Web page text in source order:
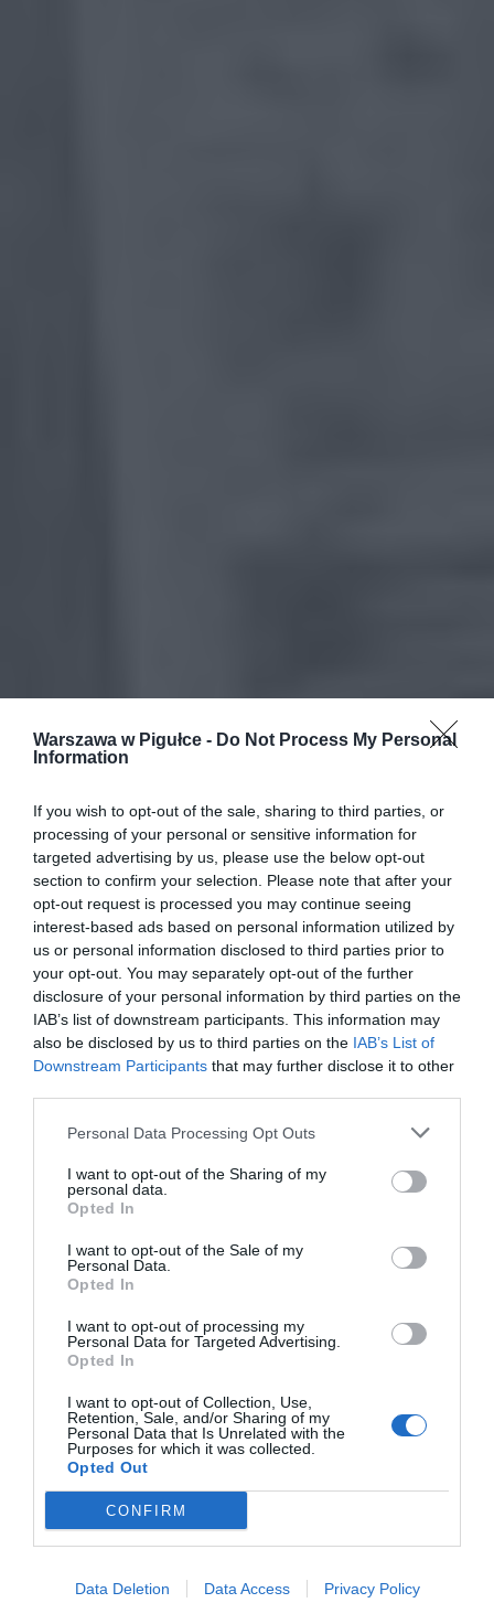
Warszawa w Pigułce - Do Not Process My Personal
Information
If you wish to opt-out of the sale, sharing to third parties, or
processing of your personal or sensitive information for
targeted advertising by us, please use the below opt-out
section to confirm your selection. Please note that after your
opt-out request is processed you may continue seeing
interest-based ads based on personal information utilized by
us or personal information disclosed to third parties prior to
your opt-out. You may separately opt-out of the further
disclosure of your personal information by third parties on the
IAB’s list of downstream participants. This information may
also be disclosed by us to third parties on the IAB’s List of
Downstream Participants that may further disclose it to other
Personal Data Processing Opt Outs
I want to opt-out of the Sharing of my
personal data.
Opted In
I want to opt-out of the Sale of my
Personal Data.
Opted In
I want to opt-out of processing my
Personal Data for Targeted Advertising.
Opted In
I want to opt-out of Collection, Use,
Retention, Sale, and/or Sharing of my
Personal Data that Is Unrelated with the
Purposes for which it was collected.
Opted Out
CONFIRM
Data Deletion Data Access Privacy Policy